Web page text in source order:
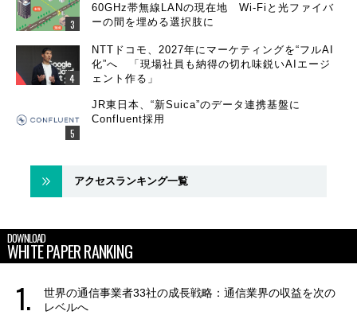
60GHz帯無線LANの現在地 Wi-Fiと光ファイバ
ーの間を埋める選択肢に
NTTドコモ、2027年にマーケティングを“フルAI
化”へ 「現場社員も納得の切れ味鋭いAIエージ
ェント作る」
JR東日本、“新Suica”のデータ連携基盤に
Confluent採用
アクセスランキング一覧
DOWNLOAD
WHITE PAPER RANKING
世界の通信事業者33社の成長戦略：通信業界の収益を次の
レベルへ